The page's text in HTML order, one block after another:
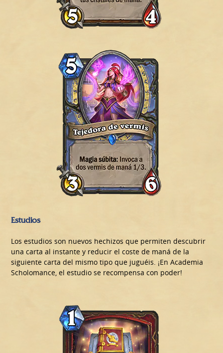
Estudios
Los estudios son nuevos hechizos que permiten descubrir
una carta al instante y reducir el coste de maná de la
siguiente carta del mismo tipo que juguéis. ¡En Academia
Scholomance, el estudio se recompensa con poder!